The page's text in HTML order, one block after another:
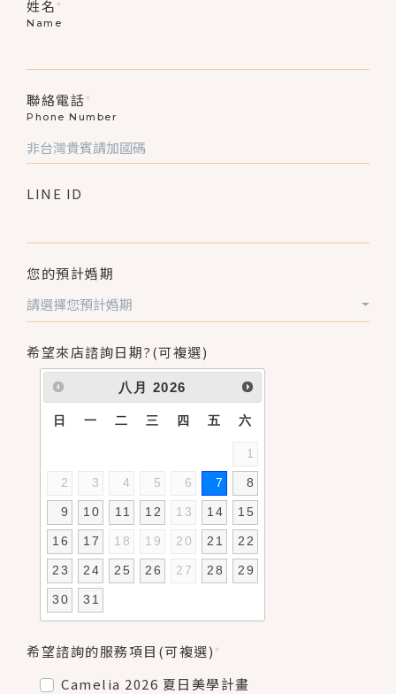
姓名*
Name
聯絡電話*
Phone Number
LINE ID
您的預計婚期
請選擇您預計婚期
希望來店諮詢日期?(可複選)
八月 2026
日 一 二 三 四 五 六
1
2 3 4 5 6 7 8
9 10 11 12 13 14 15
16 17 18 19 20 21 22
23 24 25 26 27 28 29
30 31
希望諮詢的服務項目(可複選)*
Camelia 2026 夏日美學計畫